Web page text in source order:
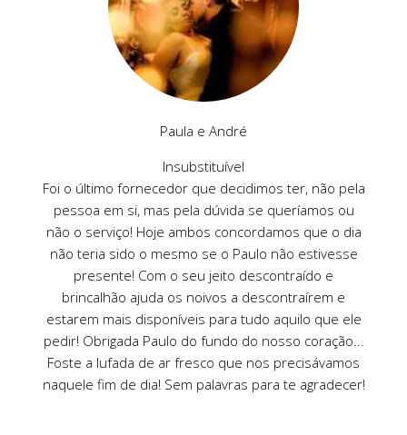
Paula e André
Insubstituível
Foi o último fornecedor que decidimos ter, não pela
pessoa em si, mas pela dúvida se queríamos ou
não o serviço! Hoje ambos concordamos que o dia
não teria sido o mesmo se o Paulo não estivesse
presente! Com o seu jeito descontraído e
brincalhão ajuda os noivos a descontraírem e
estarem mais disponíveis para tudo aquilo que ele
pedir! Obrigada Paulo do fundo do nosso coração...
Foste a lufada de ar fresco que nos precisávamos
naquele fim de dia! Sem palavras para te agradecer!